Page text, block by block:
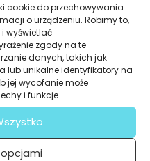
cookie do przechowywania
o urządzeniu. Robimy to,
wyświetlać
zgody na te
danych, takich jak
lub unikalne identyfikatory na
jej wycofanie może
i funkcje.